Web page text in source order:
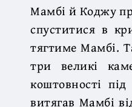
Мамбі й Коджу
спуститися в
тягтиме Мамбі.
три великі
коштовності
витягав Мамбі